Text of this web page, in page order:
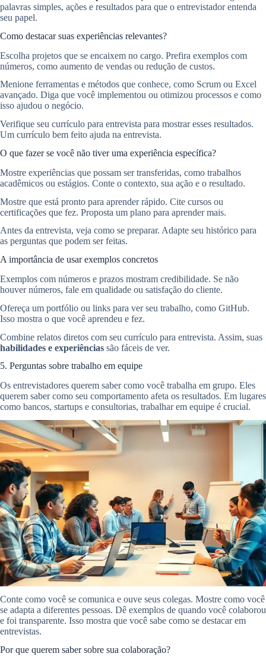
palavras simples, ações e resultados para que o entrevistador entenda
seu papel.
Como destacar suas experiências relevantes?
Escolha projetos que se encaixem no cargo. Prefira exemplos com
números, como aumento de vendas ou redução de custos.
Menione ferramentas e métodos que conhece, como Scrum ou Excel
avançado. Diga que você implementou ou otimizou processos e como
isso ajudou o negócio.
Verifique seu currículo para entrevista para mostrar esses resultados.
Um currículo bem feito ajuda na entrevista.
O que fazer se você não tiver uma experiência específica?
Mostre experiências que possam ser transferidas, como trabalhos
acadêmicos ou estágios. Conte o contexto, sua ação e o resultado.
Mostre que está pronto para aprender rápido. Cite cursos ou
certificações que fez. Proposta um plano para aprender mais.
Antes da entrevista, veja como se preparar. Adapte seu histórico para
as perguntas que podem ser feitas.
A importância de usar exemplos concretos
Exemplos com números e prazos mostram credibilidade. Se não
houver números, fale em qualidade ou satisfação do cliente.
Ofereça um portfólio ou links para ver seu trabalho, como GitHub.
Isso mostra o que você aprendeu e fez.
Combine relatos diretos com seu currículo para entrevista. Assim, suas
habilidades e experiências são fáceis de ver.
5. Perguntas sobre trabalho em equipe
Os entrevistadores querem saber como você trabalha em grupo. Eles
querem saber como seu comportamento afeta os resultados. Em lugares
como bancos, startups e consultorias, trabalhar em equipe é crucial.
Conte como você se comunica e ouve seus colegas. Mostre como você
se adapta a diferentes pessoas. Dê exemplos de quando você colaborou
e foi transparente. Isso mostra que você sabe como se destacar em
entrevistas.
Por que querem saber sobre sua colaboração?